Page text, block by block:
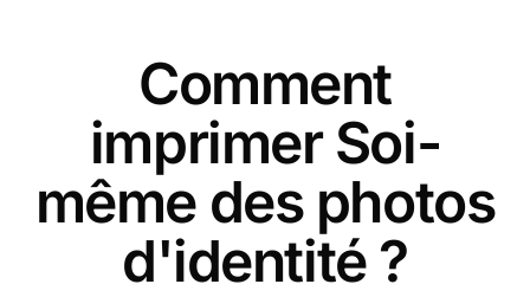
Comment
imprimer Soi-
même des photos
d'identité ?